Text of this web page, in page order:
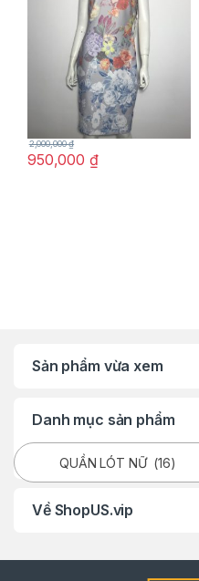
950,000 ₫
2,000,000₫
Sản phẩm vừa xem
Danh mục sản phẩm
QUẦN LÓT NỮ (16)
Về ShopUS.vip